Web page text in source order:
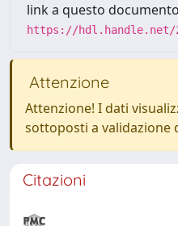
link a questo
https://hdl.handle.net/
Attenzione
Attenzione! I dati
sottoposti a validazione
Citazioni